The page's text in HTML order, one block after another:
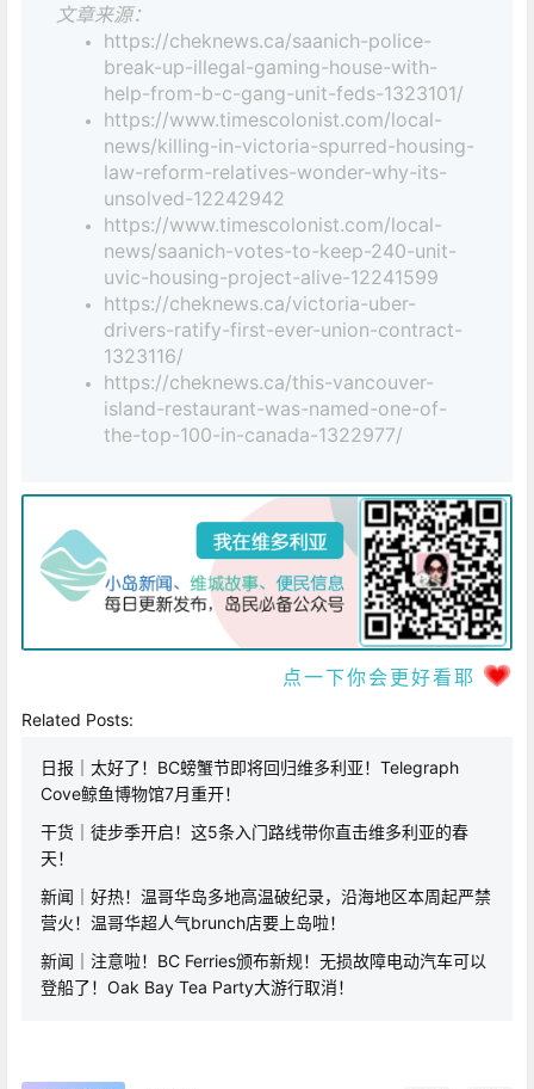
文章来源：
https://cheknews.ca/saanich-police-
break-up-illegal-gaming-house-with-
help-from-b-c-gang-unit-feds-1323101/
https://www.timescolonist.com/local-
news/killing-in-victoria-spurred-housing-
law-reform-relatives-wonder-why-its-
unsolved-12242942
https://www.timescolonist.com/local-
news/saanich-votes-to-keep-240-unit-
uvic-housing-project-alive-12241599
https://cheknews.ca/victoria-uber-
drivers-ratify-first-ever-union-contract-
1323116/
https://cheknews.ca/this-vancouver-
island-restaurant-was-named-one-of-
the-top-100-in-canada-1322977/
点一下你会更好看耶
Related Posts:
日报｜太好了！BC螃蟹节即将回归维多利亚！Telegraph
Cove鲸鱼博物馆7月重开！
干货｜徒步季开启！这5条入门路线带你直击维多利亚的春
天！
新闻｜好热！温哥华岛多地高温破纪录，沿海地区本周起严禁
营火！温哥华超人气brunch店要上岛啦！
新闻｜注意啦！BC Ferries颁布新规！无损故障电动汽车可以
登船了！Oak Bay Tea Party大游行取消！